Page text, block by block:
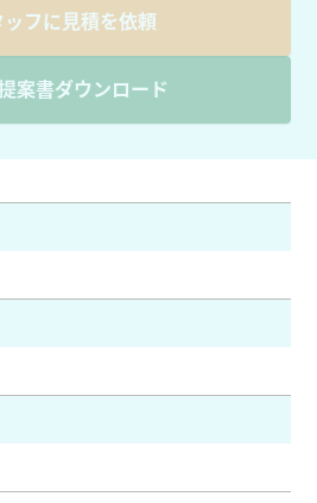
ッフに見積を依頼
案書ダウンロード